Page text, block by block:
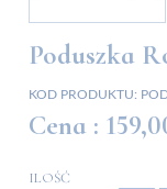
Poduszka
KOD PRODUKTU:
Cena :
ILOŚĆ